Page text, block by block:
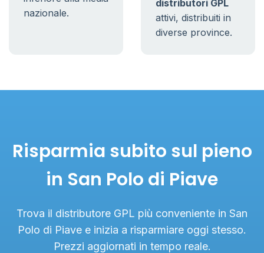
nazionale.
distributori GPL
attivi, distribuiti in
diverse province.
Risparmia subito sul pieno
in San Polo di Piave
Trova il distributore GPL più conveniente in San
Polo di Piave e inizia a risparmiare oggi stesso.
Prezzi aggiornati in tempo reale.